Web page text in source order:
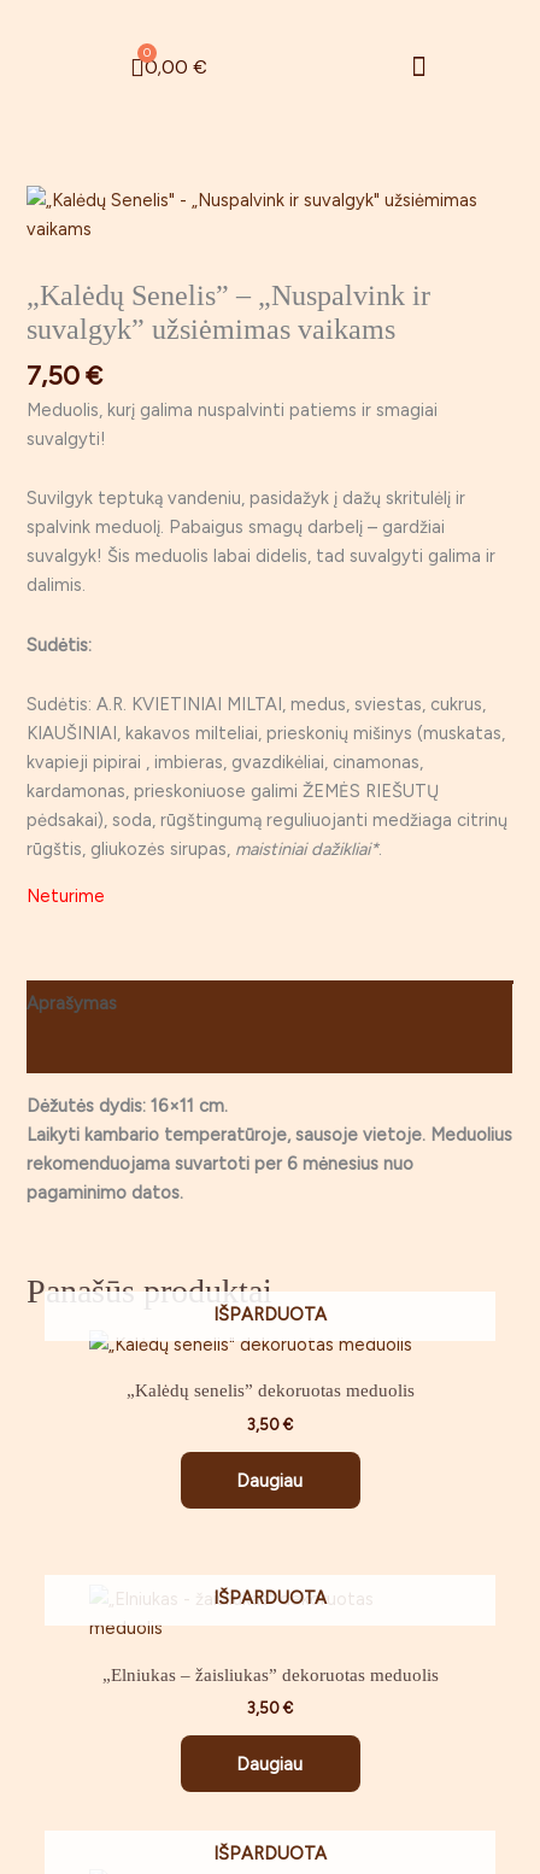
0,00 €
0
Cart Menu
„Kalėdų Senelis” – „Nuspalvink ir
suvalgyk” užsiėmimas vaikams
7,50€
Meduolis, kurį galima nuspalvinti patiems ir smagiai
suvalgyti!
Suvilgyk teptuką vandeniu, pasidažyk į dažų skritulėlį ir
spalvink meduolį. Pabaigus smagų darbelį – gardžiai
suvalgyk! Šis meduolis labai didelis, tad suvalgyti galima ir
dalimis.
Sudėtis:
Sudėtis: A.R. KVIETINIAI MILTAI, medus, sviestas, cukrus,
KIAUŠINIAI, kakavos milteliai, prieskonių mišinys (muskatas,
kvapieji pipirai , imbieras, gvazdikėliai, cinamonas,
kardamonas, prieskoniuose galimi ŽEMĖS RIEŠUTŲ
pėdsakai), soda, rūgštingumą reguliuojanti medžiaga citrinų
rūgštis, gliukozės sirupas, maistiniai dažikliai*.
Neturime
Aprašymas
Dėžutės dydis: 16×11 cm.
Laikyti kambario temperatūroje, sausoje vietoje. Meduolius
rekomenduojama suvartoti per 6 mėnesius nuo
pagaminimo datos.
Panašūs produktai
IŠPARDUOTA
„Kalėdų senelis” dekoruotas meduolis
3,50€
Daugiau
IŠPARDUOTA
„Elniukas – žaisliukas” dekoruotas meduolis
3,50€
Daugiau
IŠPARDUOTA